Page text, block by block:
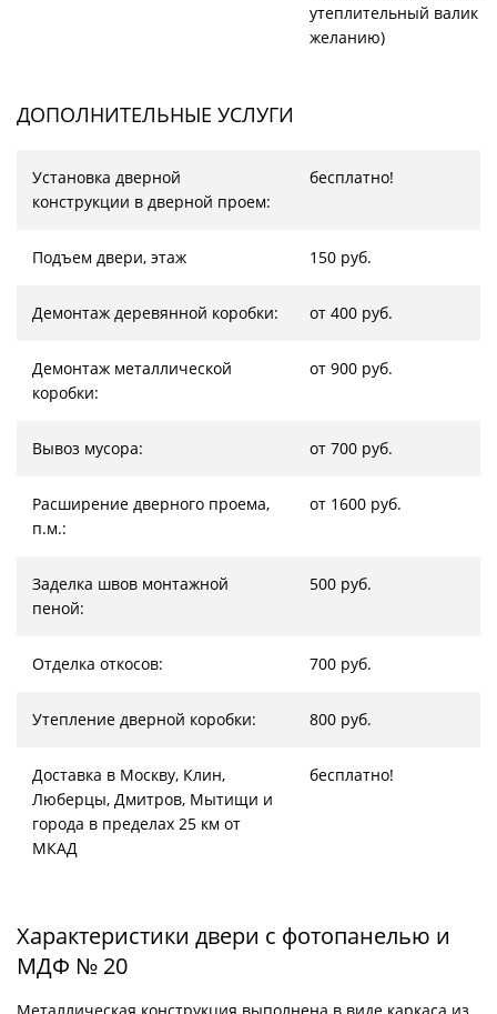
утеплительный валик
желанию)
ДОПОЛНИТЕЛЬНЫЕ УСЛУГИ
Установка дверной
конструкции в дверной проем:
бесплатно!
Подъем двери, этаж 150 руб.
Демонтаж деревянной коробки: от 400 руб.
Демонтаж металлической
коробки:
от 900 руб.
Вывоз мусора: от 700 руб.
Расширение дверного проема,
п.м.:
от 1600 руб.
Заделка швов монтажной
пеной:
500 руб.
Отделка откосов: 700 руб.
Утепление дверной коробки: 800 руб.
Доставка в Москву, Клин,
Люберцы, Дмитров, Мытищи и
города в пределах 25 км от
МКАД
бесплатно!
Характеристики двери с фотопанелью и
МДФ № 20